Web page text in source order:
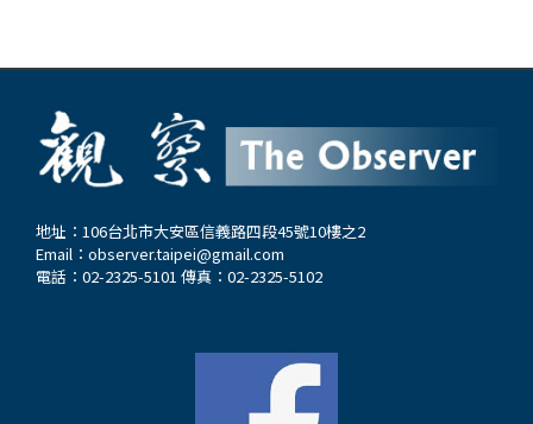
地址：106台北市大安區信義路四段45號10樓之2
Email： observer.taipei@gmail.com
電話：02-2325-5101 傳真：02-2325-5102